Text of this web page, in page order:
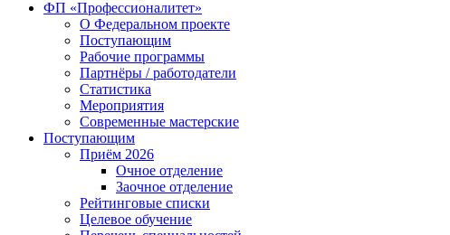
ФП «Профессионалитет»
О Федеральном проекте
Поступающим
Рабочие программы
Партнёры / работодатели
Статистика
Мероприятия
Современные мастерские
Поступающим
Приём 2026
Очное отделение
Заочное отделение
Рейтинговые списки
Целевое обучение